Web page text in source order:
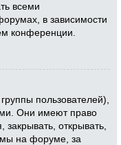
всеми
в зависимости
конференции.
пользователей),
Они имеют право
открывать,
на форуме, за